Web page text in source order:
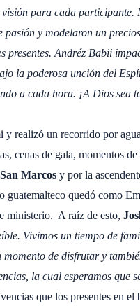
para cada participante.
y modelaron un
presentes. Andréz Babii
la poderosa unción del
a cada hora. ¡A Dios sea
realizó un recorrido por
cenas de gala, momentos
Marcos y por la
guatemalteco quedó como
ministerio. A raíz de esto,
Vivimos un tiempo de
momento de disfrutar y
la cual esperamos que
que los presentes en el